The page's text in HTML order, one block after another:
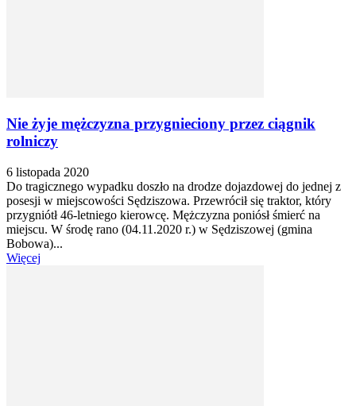
Nie żyje mężczyzna przygnieciony przez ciągnik
rolniczy
6 listopada 2020
Do tragicznego wypadku doszło na drodze dojazdowej do jednej z
posesji w miejscowości Sędziszowa. Przewrócił się traktor, który
przygniótł 46-letniego kierowcę. Mężczyzna poniósł śmierć na
miejscu. W środę rano (04.11.2020 r.) w Sędziszowej (gmina
Bobowa)...
Więcej